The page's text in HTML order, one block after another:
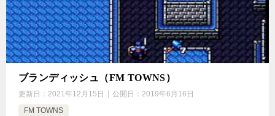
ブランディッシュ（FM TOWNS）
更新日： 2021年12月15日 公開日： 2019年6月16日
FM TOWNS